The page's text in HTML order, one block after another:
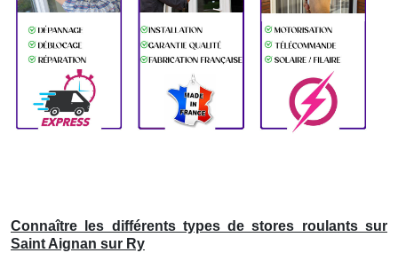
Connaître les différents types de stores roulants sur
Saint Aignan sur Ry